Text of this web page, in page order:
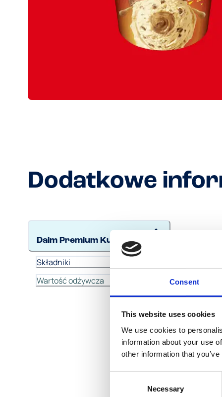
Consent
This website uses cookies
We use cookies to
information about your use
other information that
Necessary
Dodatkowe
Daim Premium Kubek
Składniki
Wartość odżywcza